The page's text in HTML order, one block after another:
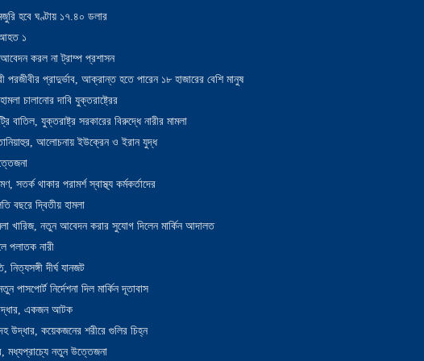
হবে ঘণ্টায় ১৭.৪০ ডলার
আহত ১
করল না ট্রাম্প প্রশাসন
পরজীবীর প্রাদুর্ভাব, আক্রান্ত হতে পারেন ১৮ হাজারের বেশি মানুষ
চালানোর দাবি যুক্তরাষ্ট্রের
বাতিল, যুক্তরাষ্ট্র সরকারের বিরুদ্ধে নারীর মামলা
আলোচনায় ইউক্রেন ও ইরান যুদ্ধ
সতর্ক থাকার পরামর্শ স্বাস্থ্য কর্মকর্তাদের
বছরে দ্বিতীয় হামলা
খারিজ, নতুন আবেদন করার সুযোগ দিলেন মার্কিন আদালত
পলাতক নারী
দীর্ঘ যানজট
পাসপোর্ট নির্দেশনা দিল মার্কিন দূতাবাস
উদ্ধার, একজন আটক
উদ্ধার, কয়েকজনের শরীরে গুলির চিহ্ন
মধ্যপ্রাচ্যে নতুন উত্তেজনা